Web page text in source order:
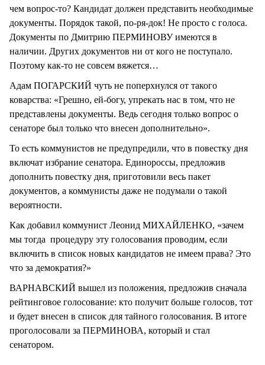
чем вопрос-то? Кандидат должен представить необходимые
документы. Порядок такой, по-ря-док! Не просто с голоса.
Документы по Дмитрию ПЕРМИНОВУ имеются в
наличии. Других документов ни от кого не поступало.
Поэтому как-то не совсем вяжется…
Адам ПОГАРСКИЙ чуть не поперхнулся от такого
коварства: «Грешно, ей-богу, упрекать нас в том, что не
представлены документы. Ведь сегодня только вопрос о
сенаторе был только что внесен дополнительно».
То есть коммунистов не предупредили, что в повестку дня
включат избрание сенатора. Единороссы, предложив
дополнить повестку дня, приготовили весь пакет
документов, а коммунисты даже не подумали о такой
вероятности.
Как добавил коммунист Леонид МИХАЙЛЕНКО, «зачем
мы тогда процедуру эту голосования проводим, если
включить в список новых кандидатов не имеем права? Это
что за демократия?»
ВАРНАВСКИЙ вышел из положения, предложив сначала
рейтинговое голосование: кто получит больше голосов, тот
и будет внесен в список для тайного голосования. В итоге
проголосовали за ПЕРМИНОВА, который и стал
сенатором.